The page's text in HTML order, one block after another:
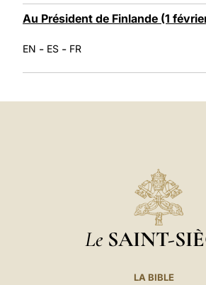
Au Président de Finlande (1
EN - ES - FR
Le SAINT-
LA BIBLE